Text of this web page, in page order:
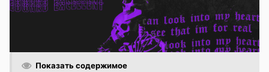
Показать содержимое